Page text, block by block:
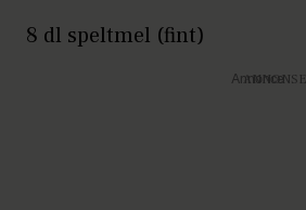
8 dl speltmel (fint)
Annonce